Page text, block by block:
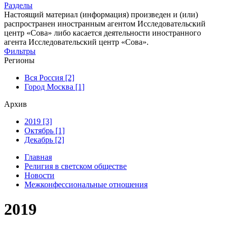
Разделы
Настоящий материал (информация) произведен и (или)
распространен иностранным агентом Исследовательский
центр «Сова» либо касается деятельности иностранного
агента Исследовательский центр «Сова».
Фильтры
Регионы
Вся Россия [2]
Город Москва [1]
Архив
2019 [3]
Октябрь [1]
Декабрь [2]
Главная
Религия в светском обществе
Новости
Межконфессиональные отношения
2019